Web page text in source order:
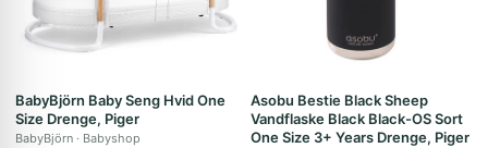
BabyBjörn Baby Seng Hvid One
Size Drenge, Piger
BabyBjörn Babyshop
Asobu Bestie Black Sheep
Vandflaske Black Black-OS Sort
One Size 3+ Years Drenge, Piger